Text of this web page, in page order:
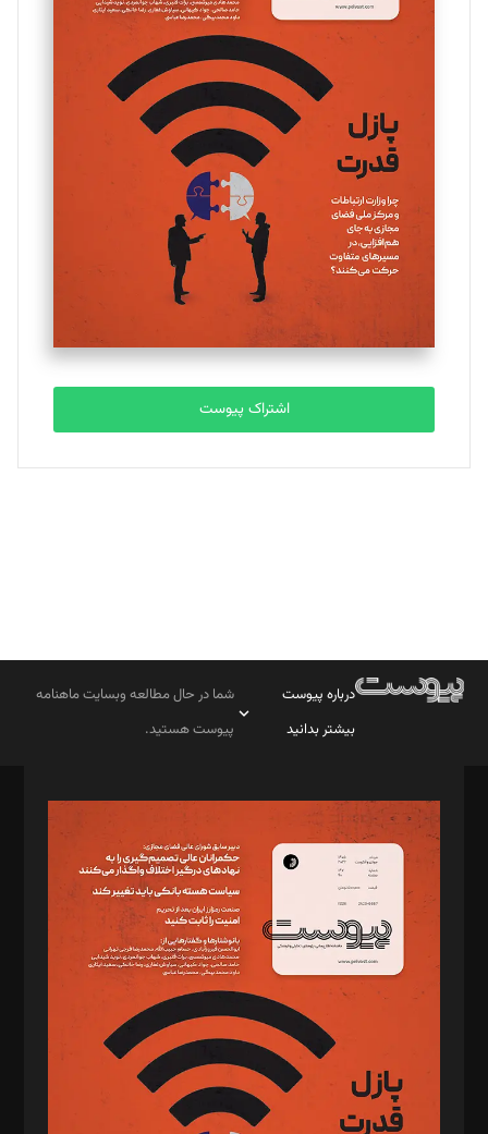
مینا پاکدل
یسنا امان‌پور
تحریریه
ملینا جعفری
تحریریه
مصطفی مسجدی آرانی
تحریریه
بابک نقاش
تحریریه
اشتراک پیوست
درباره پیوست
بیشتر بدانید
شما در حال مطالعه وبسایت ماهنامه
پیوست هستید.
مدیر مسئول: محمدباقر اثنی‌عشری
سردبیر: مهرک محمودی
دبیر تحریریه: میثم قاسمی
د‌بیر ناداستان: سمانه سمیع
د‌بیر خدمت و تجارت: ابوالفضل رجبی
د‌بیر حقوق فناوری: حسام‌الدین ایپکچی
د‌بیر پیوست جهان: مینا پاکدل
د‌بیر تحریریه آنلاین: بابک نقاش
تحریریه‌: مجتبی محمود‌ی، آرش برهمند، یسنا امان‌پور، سروش کرمیان،
مصطفی مسجدی آرانی، ابوالفضل رجبی، زهرا فکرانه، فائزه فتحی
رستمی،مصطفی باستان